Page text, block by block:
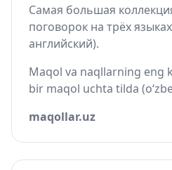
Самая большая
поговорок на трёх
английский).
Maqol va naqllarning eng
bir maqol uchta tilda
maqollar.uz